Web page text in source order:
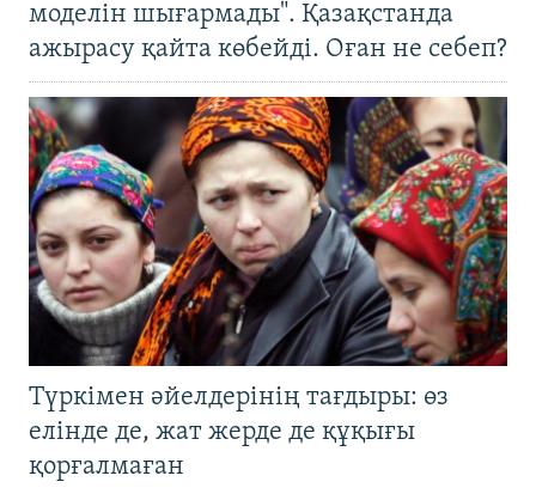
моделін шығармады". Қазақстанда
ажырасу қайта көбейді. Оған не себеп?
Түркімен әйелдерінің тағдыры: өз
елінде де, жат жерде де құқығы
қорғалмаған